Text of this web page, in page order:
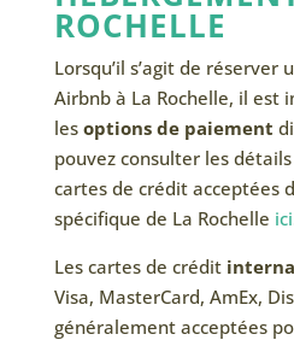
ROCHELLE
Lorsqu’il s’agit de réserver
Airbnb à La Rochelle, il est
les options de paiement
pouvez consulter les
cartes de crédit acceptées
spécifique de La Rochelle ici
Les cartes de crédit
Visa, MasterCard, AmEx,
généralement acceptées